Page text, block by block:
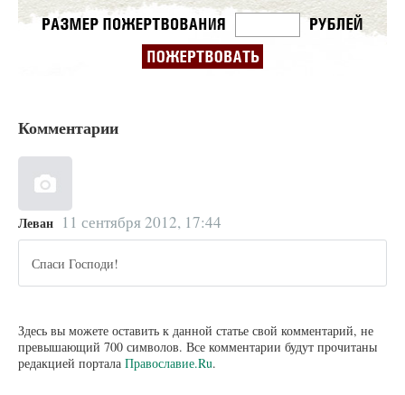
Комментарии
Леван 11 сентября 2012, 17:44
Спаси Господи!
Здесь вы можете оставить к данной статье свой комментарий, не
превышающий 700 символов. Все комментарии будут прочитаны
редакцией портала Православие.Ru.